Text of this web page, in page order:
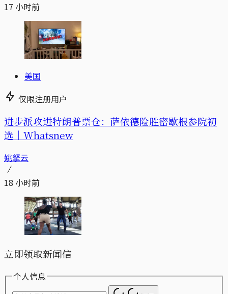
17 小时前
美国
仅限注册用户
进步派攻进特朗普票仓：萨依德险胜密歇根参院初
选｜Whatsnew
姚拏云
18 小时前
立即领取新闻信
个人信息